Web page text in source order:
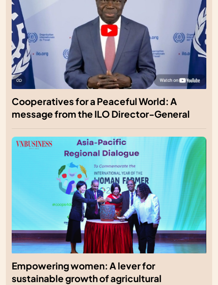
Cooperatives for a Peaceful World: A
message from the ILO Director-General
Empowering women: A lever for
sustainable growth of agricultural